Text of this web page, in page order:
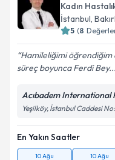
Kadın
İstanbul,
5 (8
Hamileliğimi
süreç boyunca Ferdi Bey...
Acıbadem International
Yeşilköy, İstanbul Caddesi
En Yakın Saatler
10 Ağu 10 Ağu